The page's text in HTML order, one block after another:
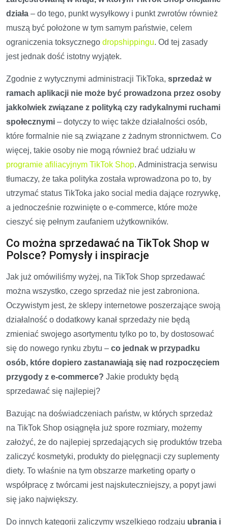
działa – do tego, punkt wysyłkowy i punkt zwrotów również
muszą być położone w tym samym państwie, celem
ograniczenia toksycznego dropshippingu. Od tej zasady
jest jednak dość istotny wyjątek.
Zgodnie z wytycznymi administracji TikToka, sprzedaż w
ramach aplikacji nie może być prowadzona przez osoby
jakkolwiek związane z polityką czy radykalnymi ruchami
społecznymi – dotyczy to więc także działalności osób,
które formalnie nie są związane z żadnym stronnictwem. Co
więcej, takie osoby nie mogą również brać udziału w
programie afiliacyjnym TikTok Shop. Administracja serwisu
tłumaczy, że taka polityka została wprowadzona po to, by
utrzymać status TikToka jako social media dające rozrywkę,
a jednocześnie rozwinięte o e-commerce, które może
cieszyć się pełnym zaufaniem użytkowników.
Co można sprzedawać na TikTok Shop w
Polsce? Pomysły i inspiracje
Jak już omówiliśmy wyżej, na TikTok Shop sprzedawać
można wszystko, czego sprzedaż nie jest zabroniona.
Oczywistym jest, że sklepy internetowe poszerzające swoją
działalność o dodatkowy kanał sprzedaży nie będą
zmieniać swojego asortymentu tylko po to, by dostosować
się do nowego rynku zbytu – co jednak w przypadku
osób, które dopiero zastanawiają się nad rozpoczęciem
przygody z e-commerce? Jakie produkty będą
sprzedawać się najlepiej?
Bazując na doświadczeniach państw, w których sprzedaż
na TikTok Shop osiągnęła już spore rozmiary, możemy
założyć, że do najlepiej sprzedających się produktów trzeba
zaliczyć kosmetyki, produkty do pielęgnacji czy suplementy
diety. To właśnie na tym obszarze marketing oparty o
współpracę z twórcami jest najskuteczniejszy, a popyt jawi
się jako największy.
Do innych kategorii zaliczymy wszelkiego rodzaju ubrania i